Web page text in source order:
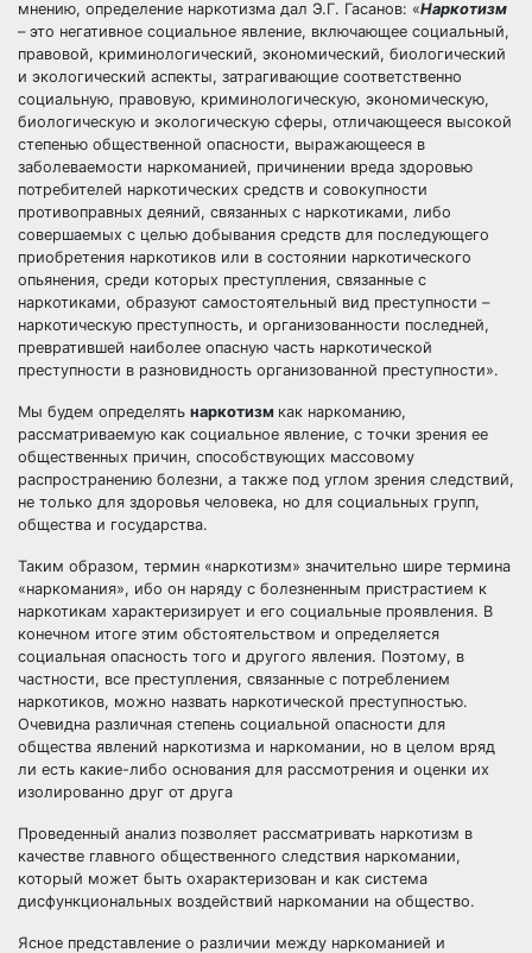
мнению, определение наркотизма дал Э.Г. Гасанов: «Наркотизм
– это негативное социальное явление, включающее социальный,
правовой, криминологический, экономический, биологический
и экологический аспекты, затрагивающие соответственно
социальную, правовую, криминологическую, экономическую,
биологическую и экологическую сферы, отличающееся высокой
степенью общественной опасности, выражающееся в
заболеваемости наркоманией, причинении вреда здоровью
потребителей наркотических средств и совокупности
противоправных деяний, связанных с наркотиками, либо
совершаемых с целью добывания средств для последующего
приобретения наркотиков или в состоянии наркотического
опьянения, среди которых преступления, связанные с
наркотиками, образуют самостоятельный вид преступности –
наркотическую преступность, и организованности последней,
превратившей наиболее опасную часть наркотической
преступности в разновидность организованной преступности».
Мы будем определять наркотизм как наркоманию,
рассматриваемую как социальное явление, с точки зрения ее
общественных причин, способствующих массовому
распространению болезни, а также под углом зрения следствий,
не только для здоровья человека, но для социальных групп,
общества и государства.
Таким образом, термин «наркотизм» значительно шире термина
«наркомания», ибо он наряду с болезненным пристрастием к
наркотикам характеризирует и его социальные проявления. В
конечном итоге этим обстоятельством и определяется
социальная опасность того и другого явления. Поэтому, в
частности, все преступления, связанные с потреблением
наркотиков, можно назвать наркотической преступностью.
Очевидна различная степень социальной опасности для
общества явлений наркотизма и наркомании, но в целом вряд
ли есть какие-либо основания для рассмотрения и оценки их
изолированно друг от друга
Проведенный анализ позволяет рассматривать наркотизм в
качестве главного общественного следствия наркомании,
который может быть охарактеризован и как система
дисфункциональных воздействий наркомании на общество.
Ясное представление о различии между наркоманией и